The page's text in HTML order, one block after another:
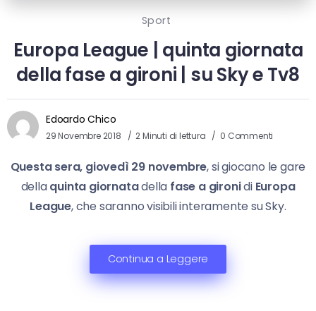
Sport
Europa League | quinta giornata
della fase a gironi | su Sky e Tv8
Edoardo Chico
29 Novembre 2018 2 Minuti di lettura 0 Commenti
Questa sera, giovedì 29 novembre, si giocano le gare
dellaquinta giornatadella fase a gironidi Europa
League, che saranno visibili interamente su Sky.
Continua a Leggere